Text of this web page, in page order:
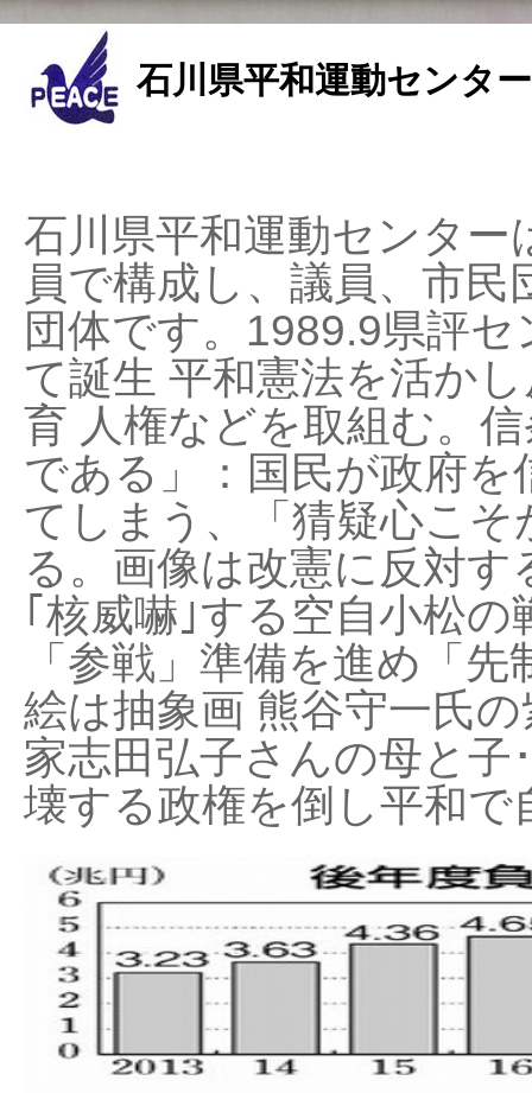
石川県平和運動センタ
石川県平和運動センタ
員で構成し、議員、市
団体です。1989.9県評
て誕生 平和憲法を活か
育 人権などを取組む。
である」：国民が政府
てしまう、「猜疑心こ
る。画像は改憲に反対
｢核威嚇｣する空自小松
「参戦」準備を進め「
絵は抽象画 熊谷守一氏
家志田弘子さんの母と子
壊する政権を倒し平和